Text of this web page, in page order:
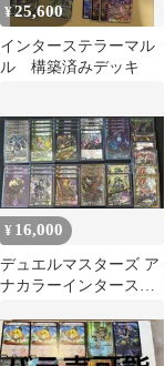
¥25,600
インターステラーマル
ル 構築済みデッキ
¥ 16,000
デュエルマスターズ ア
ナカラーインターステ